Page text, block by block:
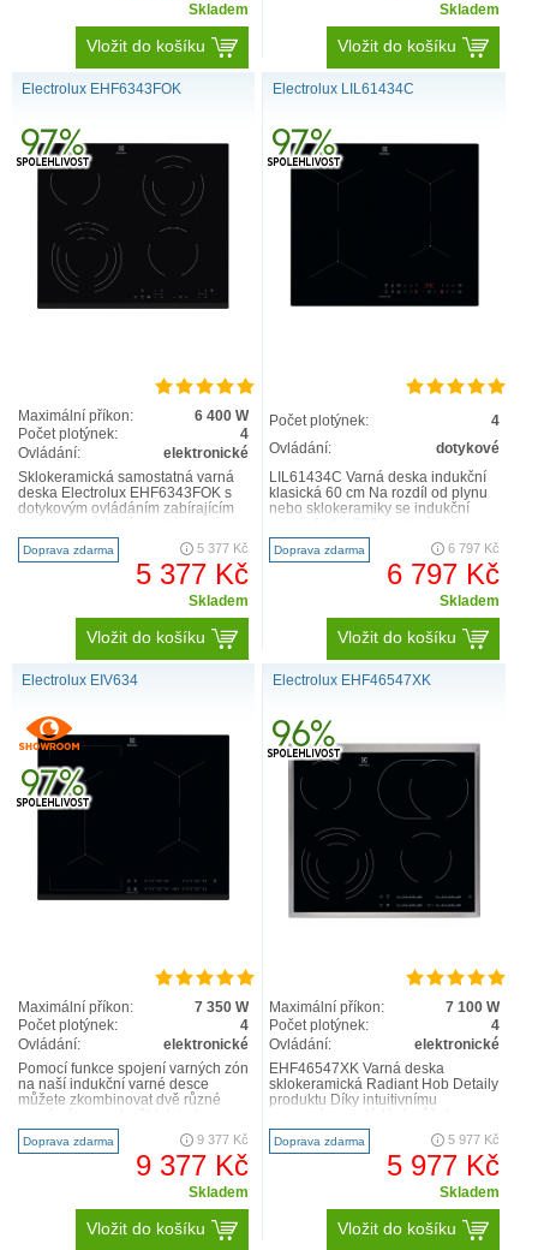
Skladem
Vložit do košíku
Skladem
Vložit do košíku
Electrolux EHF6343FOK
Maximální příkon:
6 400 W
Počet plotýnek:
4
Ovládání:
elektronické
Sklokeramická samostatná varná
deska Electrolux EHF6343FOK s
dotykovým ovládáním zabírajícím
funkcí Stop+Go, kdy lze proc..
Doprava zdarma 5 377 Kč
5 377 Kč
Skladem
Vložit do košíku
Electrolux LIL61434C
Počet plotýnek:
4
Ovládání:
dotykové
LIL61434C Varná deska indukční
klasická 60 cm Na rozdíl od plynu
nebo sklokeramiky se indukční
rozehřívat. Varné zóny dosáh..
Doprava zdarma 6 797 Kč
6 797 Kč
Skladem
Vložit do košíku
Electrolux EIV634
Maximální příkon:
7 350 W
Počet plotýnek:
4
Ovládání:
elektronické
Pomocí funkce spojení varných zón
na naší indukční varné desce
můžete zkombinovat dvě různé
velkou varnou plochu. Nast..
Doprava zdarma 9 377 Kč
9 377 Kč
Skladem
Vložit do košíku
Electrolux EHF46547XK
Maximální příkon:
7 100 W
Počet plotýnek:
4
Ovládání:
elektronické
EHF46547XK Varná deska
sklokeramická Radiant Hob Detaily
produktu Díky intuitivnímu
dotykem nebo posunutím prstem
zvo..
Doprava zdarma 5 977 Kč
5 977 Kč
Skladem
Vložit do košíku